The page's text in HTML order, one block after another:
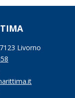
Livorno